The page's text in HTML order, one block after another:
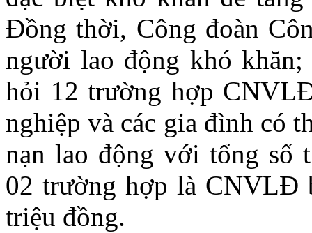
Đồng thời, Công đoàn
người lao động khó
hỏi 12 trường hợp
nghiệp và các gia đình có
nạn lao động với tổng số
02 trường hợp là CNVLĐ
triệu đồng.